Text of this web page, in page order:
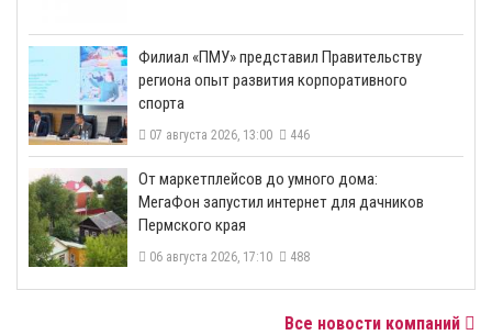
​Филиал «ПМУ» представил Правительству
региона опыт развития корпоративного
спорта
07 августа 2026, 13:00 446
От маркетплейсов до умного дома:
МегаФон запустил интернет для дачников
Пермского края
06 августа 2026, 17:10 488
Все новости компаний